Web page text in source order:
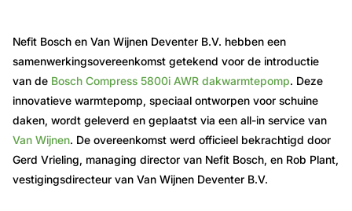
Nefit Bosch en Van Wijnen Deventer B.V. hebben een
samenwerkingsovereenkomst getekend voor de introductie
van de Bosch Compress 5800i AWR dakwarmtepomp. Deze
innovatieve warmtepomp, speciaal ontworpen voor schuine
daken, wordt geleverd en geplaatst via een all-in service van
Van Wijnen. De overeenkomst werd officieel bekrachtigd door
Gerd Vrieling, managing director van Nefit Bosch, en Rob Plant,
vestigingsdirecteur van Van Wijnen Deventer B.V.